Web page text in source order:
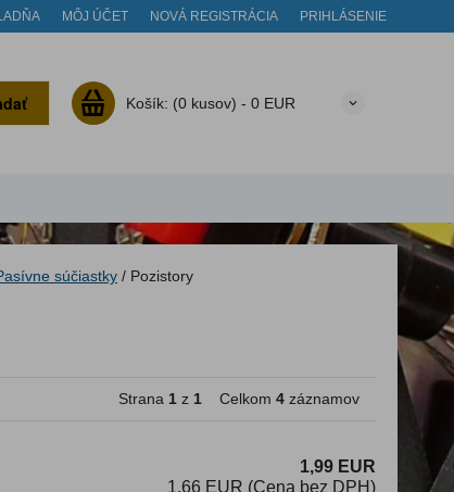
MÔJ ÚČET NOVÁ REGISTRÁCIA PRIHLÁSENIE
Košík: (0 kusov) - 0 EUR
súčiastky / Pozistory
Strana 1 z 1 Celkom 4 záznamov
1,99 EUR
1,66 EUR (Cena bez DPH)